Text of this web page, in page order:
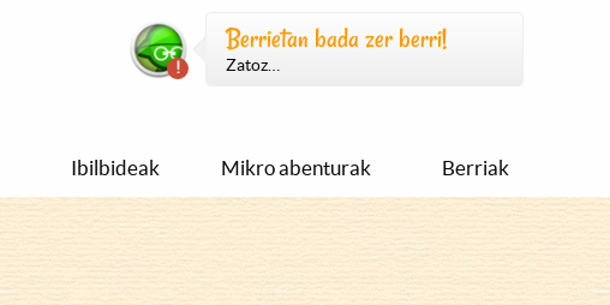
Berrietan bada zer berri!
Zatoz…
Ibilbideak Mikro abenturak Berriak